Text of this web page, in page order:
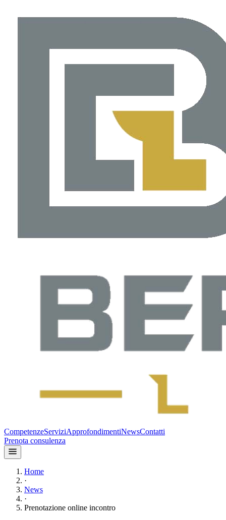
CompetenzeServiziApprofondimentiNewsContatti
Prenota consulenza
Home
·
News
·
Prenotazione online incontro